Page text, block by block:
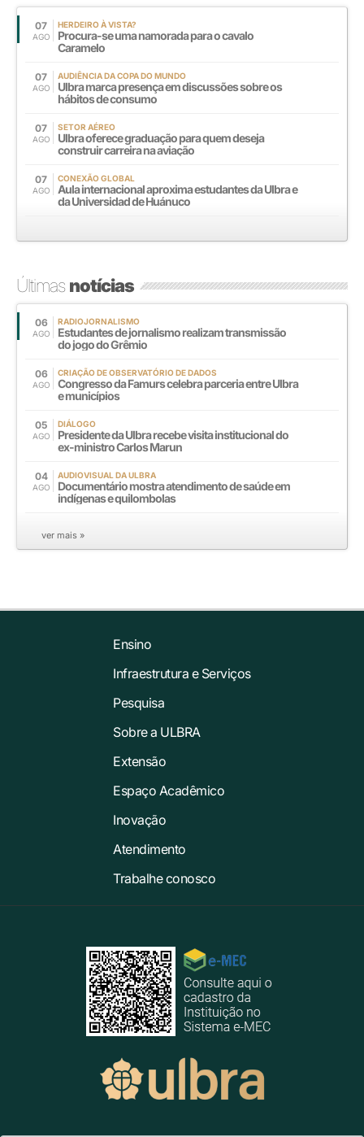
07
AGO
HERDEIRO À VISTA?
Procura-se uma namorada para o cavalo
Caramelo
07
AGO
AUDIÊNCIA DA COPA DO MUNDO
Ulbra marca presença em discussões sobre os
hábitos de consumo
07
AGO
SETOR AÉREO
Ulbra oferece graduação para quem deseja
construir carreira na aviação
07
AGO
CONEXÃO GLOBAL
Aula internacional aproxima estudantes da Ulbra e
da Universidad de Huánuco
Últimasnotícias
06
AGO
RADIOJORNALISMO
Estudantes de jornalismo realizam transmissão
do jogo do Grêmio
06
AGO
CRIAÇÃO DE OBSERVATÓRIO DE DADOS
Congresso da Famurs celebra parceria entre Ulbra
e municípios
05
AGO
DIÁLOGO
Presidente da Ulbra recebe visita institucional do
ex-ministro Carlos Marun
04
AGO
AUDIOVISUAL DA ULBRA
Documentário mostra atendimento de saúde em
indígenas e quilombolas
ver mais »
Ensino
Infraestrutura e Serviços
Pesquisa
Sobre a ULBRA
Extensão
Espaço Acadêmico
Inovação
Atendimento
Trabalhe conosco